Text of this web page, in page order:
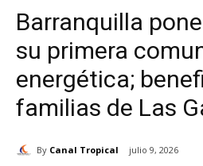
Barranquilla
su primera
energética;
familias de Las
By Canal Tropical julio 9, 2026